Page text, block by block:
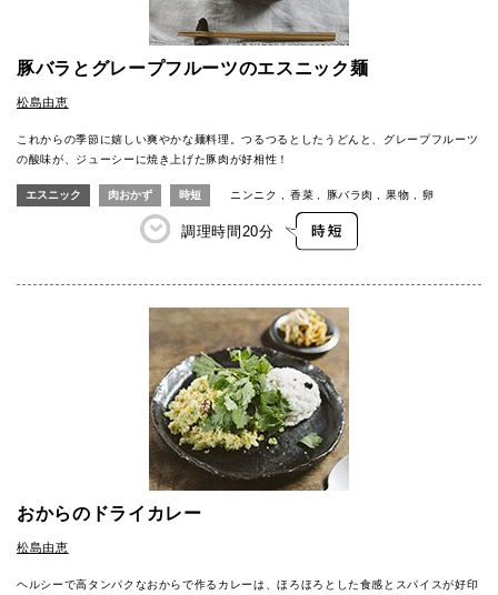
豚バラとグレープフルーツのエスニック麺
松島由恵
これからの季節に嬉しい爽やかな麺料理。つるつるとしたうどんと、グレープフルーツ
の酸味が、ジューシーに焼き上げた豚肉が好相性！
エスニック 肉おかず 時短 ニンニク 香菜 豚バラ肉 果物 卵
調理時間 20分
おからのドライカレー
松島由恵
ヘルシーで高タンパクなおからで作るカレーは、ほろほろとした食感とスパイスが好印